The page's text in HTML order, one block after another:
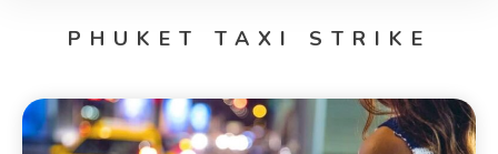
PHUKET TAXI STRIKE